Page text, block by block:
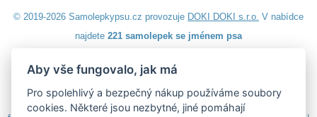
© 2019-2026 Samolepkypsu.cz provozuje DOKI DOKI s.r.o. V nabídce
najdete 221 samolepek se jménem psa
Návod k lepení|Návod na odstranění samolepek
podmínky|Ochrana osobních údajů Cookies |Reklamační řád
Impressum
Aby vše fungovalo, jak má
Pro spolehlivý a bezpečný nákup používáme soubory
cookies. Některé jsou nezbytné, jiné pomáhají